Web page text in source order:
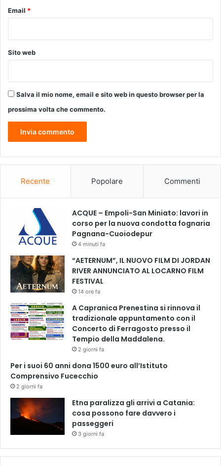
Email *
Sito web
Salva il mio nome, email e sito web in questo browser per la
prossima volta che commento.
Recente Popolare Commenti
ACQUE – Empoli-San Miniato: lavori in
corso per la nuova condotta fognaria
Pagnana-Cuoiodepur
4 minuti fa
“AETERNUM”, IL NUOVO FILM DI JORDAN
RIVER ANNUNCIATO AL LOCARNO FILM
FESTIVAL
14 ore fa
A Capranica Prenestina si rinnova il
tradizionale appuntamento con il
Concerto di Ferragosto presso il
Tempio della Maddalena.
2 giorni fa
Per i suoi 60 anni dona 1500 euro all’Istituto
Comprensivo Fucecchio
2 giorni fa
Etna paralizza gli arrivi a Catania:
cosa possono fare davvero i
passeggeri
3 giorni fa